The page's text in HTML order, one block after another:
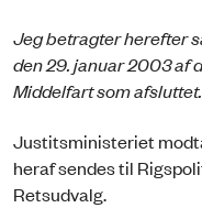
Jeg betragter herefter
den 29. januar 2003 af
Middelfart som afsluttet.
Justitsministeriet
heraf sendes til
Retsudvalg.